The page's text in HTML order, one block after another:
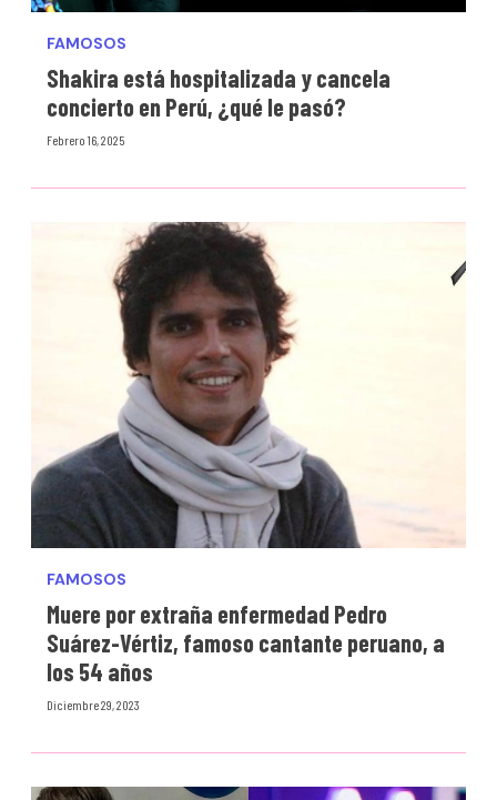
FAMOSOS
Shakira está hospitalizada y cancela
concierto en Perú, ¿qué le pasó?
Febrero 16, 2025
FAMOSOS
Muere por extraña enfermedad Pedro
Suárez-Vértiz, famoso cantante peruano, a
los 54 años
Diciembre 29, 2023